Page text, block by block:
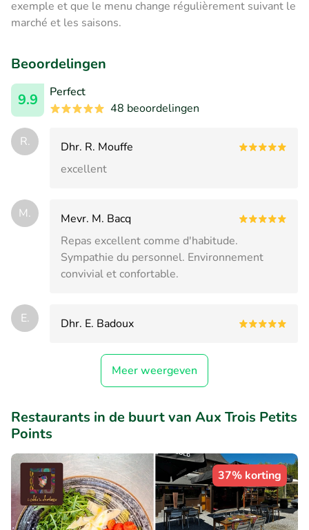
exemple et que le menu change régulièrement suivant le
marché et les saisons.
Beoordelingen
9.9
Perfect
48 beoordelingen
R.
Dhr. R. Mouffe
excellent
M.
Mevr. M. Bacq
Repas excellent comme d'habitude.
Sympathie du personnel. Environnement
convivial et confortable.
E. Dhr. E. Badoux
Meer weergeven
Restaurants in de buurt van Aux Trois Petits
Points
37% korting